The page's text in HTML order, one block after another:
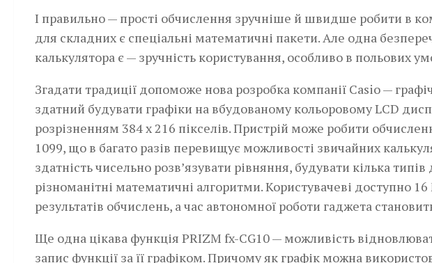
І правильно — прості обчислення зручніше й швидше робити в
для складних є спеціальні математичні пакети. Але одна
калькулятора є — зручність користування, особливо в польових
Згадати традиції допоможе нова розробка компанії Casio —
здатний будувати графіки на вбудованому кольоровому LCD
розрізненням 384 х 216 пікселів. Пристрій може робити
1099, що в багато разів перевищує можливості звичайних
здатність чисельно розв’язувати рівняння, будувати кілька типів
різноманітні математичні алгоритми. Користувачеві доступно
результатів обчислень, а час автономної роботи­ гаджета
Ще одна цікава­ функція PRIZM fx-CG10 — можливість
запис функції за її графіком. Причому як графік можна